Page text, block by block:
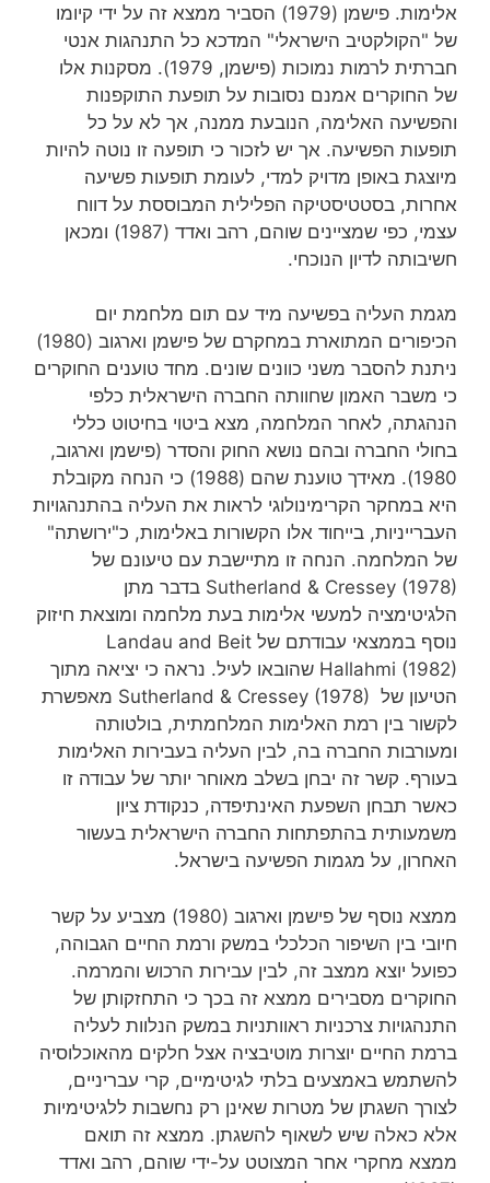
אלימות. פישמן (1979) הסביר ממצא זה על ידי קיומו
של "הקולקטיב הישראלי" המדכא כל התנהגות אנטי
חברתית לרמות נמוכות (פישמן, 1979). מסקנות אלו
של החוקרים אמנם נסובות על תופעת התוקפנות
והפשיעה האלימה, הנובעת ממנה, אך לא על כל
תופעות הפשיעה. אך יש לזכור כי תופעה זו נוטה להיות
מיוצגת באופן מדויק למדי, לעומת תופעות פשיעה
אחרות, בסטטיסטיקה הפלילית המבוססת על דווח
עצמי, כפי שמציינים שוהם, רהב ואדד (1987) ומכאן
חשיבותה לדיון הנוכחי.
מגמת העליה בפשיעה מיד עם תום מלחמת יום
הכיפורים המתוארת במחקרם של פישמן וארגוב (1980)
ניתנת להסבר משני כוונים שונים. מחד טוענים החוקרים
כי משבר האמון שחוותה החברה הישראלית כלפי
הנהגתה, לאחר המלחמה, מצא ביטוי בחיטוט כללי
בחולי החברה ובהם נושא החוק והסדר (פישמן וארגוב,
1980). מאידך טוענת שהם (1988) כי הנחה מקובלת
היא במחקר הקרימינולוגי לראות את העליה בהתנהגויות
העברייניות, בייחוד אלו הקשורות באלימות, כ"ירושתה"
של המלחמה. הנחה זו מתיישבת עם טיעונם של
Sutherland & Cressey (1978) בדבר מתן
הלגיטימציה למעשי אלימות בעת מלחמה ומוצאת חיזוק
נוסף בממצאי עבודתם של Landau and Beit
Hallahmi (1982) שהובאו לעיל. נראה כי יציאה מתוך
הטיעון של Sutherland & Cressey (1978) מאפשרת
לקשור בין רמת האלימות המלחמתית, בולטותה
ומעורבות החברה בה, לבין העליה בעבירות האלימות
בעורף. קשר זה יבחן בשלב מאוחר יותר של עבודה זו
כאשר תבחן השפעת האינתיפדה, כנקודת ציון
משמעותית בהתפתחות החברה הישראלית בעשור
האחרון, על מגמות הפשיעה בישראל.
ממצא נוסף של פישמן וארגוב (1980) מצביע על קשר
חיובי בין השיפור הכלכלי במשק ורמת החיים הגבוהה,
כפועל יוצא ממצב זה, לבין עבירות הרכוש והמרמה.
החוקרים מסבירים ממצא זה בכך כי התחזקותן של
התנהגויות צרכניות ראוותניות במשק הנלוות לעליה
ברמת החיים יוצרות מוטיבציה אצל חלקים מהאוכלוסיה
להשתמש באמצעים בלתי לגיטימיים, קרי עבריניים,
לצורך השגתן של מטרות שאינן רק נחשבות ללגיטימיות
אלא כאלה שיש לשאוף להשגתן. ממצא זה תואם
ממצא מחקרי אחר המצוטט על-ידי שוהם, רהב ואדד